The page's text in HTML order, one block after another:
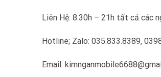
Liên Hệ: 8.30h – 21h tất cả các
Hotline; Zalo: 035.833.8389,
Email: